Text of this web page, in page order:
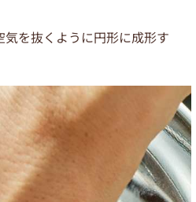
を抜くように円形に成形す